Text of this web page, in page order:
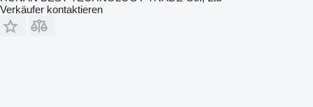
Verkäufer kontaktieren